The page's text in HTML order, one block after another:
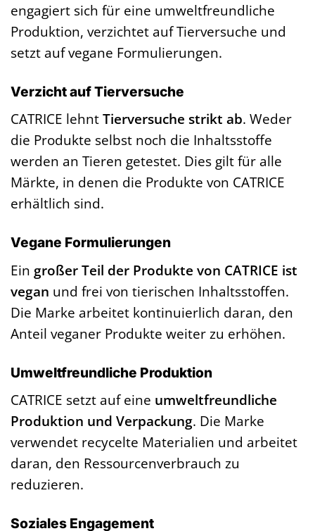
engagiert sich für eine umweltfreundliche
Produktion, verzichtet auf Tierversuche und
setzt auf vegane Formulierungen.
Verzicht auf Tierversuche
CATRICE lehntTierversuche strikt ab. Weder
die Produkte selbst noch die Inhaltsstoffe
werden an Tieren getestet. Dies gilt für alle
Märkte, in denen die Produkte von CATRICE
erhältlich sind.
Vegane Formulierungen
Ein großer Teil der Produkte von CATRICE ist
vegan und frei von tierischen Inhaltsstoffen.
Die Marke arbeitet kontinuierlich daran, den
Anteil veganer Produkte weiter zu erhöhen.
Umweltfreundliche Produktion
CATRICE setzt auf eine umweltfreundliche
Produktion und Verpackung. Die Marke
verwendet recycelte Materialien und arbeitet
daran, den Ressourcenverbrauch zu
reduzieren.
Soziales Engagement